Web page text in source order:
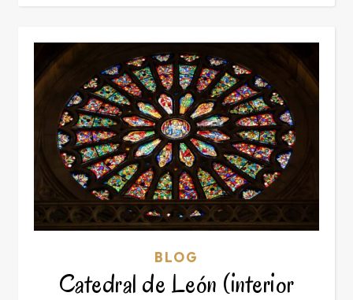
BLOG
Catedral de León (interior